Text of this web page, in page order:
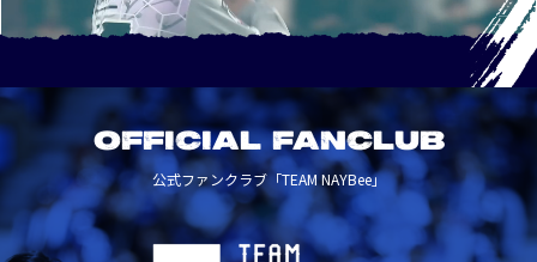
OFFICIAL FANCLUB
公式ファンクラブ「TEAM NAYBee」